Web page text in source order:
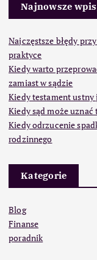
Najnowsze
Najczęstsze błędy
praktyce
Kiedy warto
zamiast w sądzie
Kiedy testament ustny
Kiedy sąd może
Kiedy odrzucenie
rodzinnego
Kategorie
Blog
Finanse
poradnik